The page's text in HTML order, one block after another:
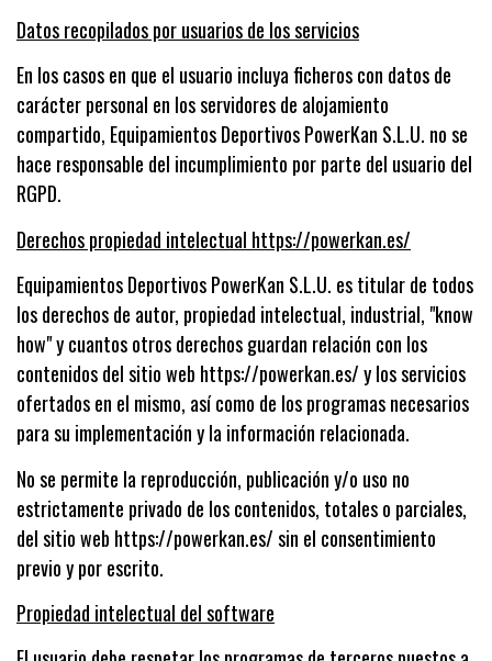
Datos recopilados por usuarios de los servicios
En los casos en que el usuario incluya ficheros con datos de
carácter personal en los servidores de alojamiento
compartido, Equipamientos Deportivos PowerKan S.L.U. no se
hace responsable del incumplimiento por parte del usuario del
RGPD.
Derechos propiedad intelectual https://powerkan.es/
Equipamientos Deportivos PowerKan S.L.U. es titular de todos
los derechos de autor, propiedad intelectual, industrial, "know
how" y cuantos otros derechos guardan relación con los
contenidos del sitio web https://powerkan.es/ y los servicios
ofertados en el mismo, así como de los programas necesarios
para su implementación y la información relacionada.
No se permite la reproducción, publicación y/o uso no
estrictamente privado de los contenidos, totales o parciales,
del sitio web https://powerkan.es/ sin el consentimiento
previo y por escrito.
Propiedad intelectual del software